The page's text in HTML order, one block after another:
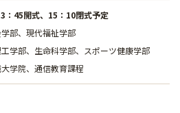
：45開式、15：10閉式予定
部、現代福祉学部
学部、生命科学部、スポーツ健康学部
学院、通信教育課程